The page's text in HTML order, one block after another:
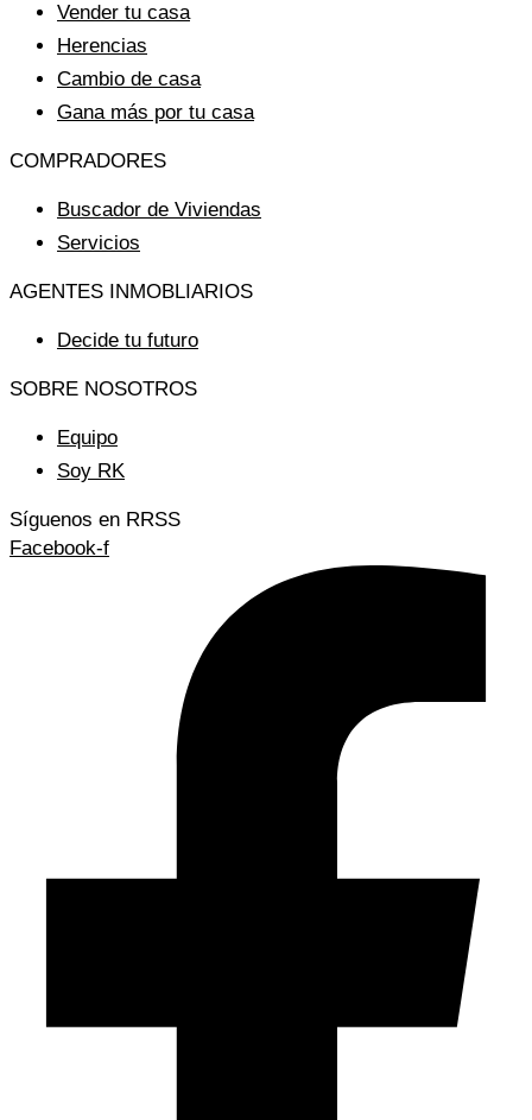
Vender tu casa
Herencias
Cambio de casa
Gana más por tu casa
COMPRADORES
Buscador de Viviendas
Servicios
AGENTES INMOBLIARIOS
Decide tu futuro
SOBRE NOSOTROS
Equipo
Soy RK
Síguenos en RRSS
Facebook-f